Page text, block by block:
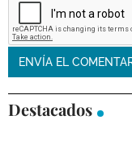
Destacados